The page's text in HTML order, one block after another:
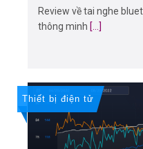
Review về tai nghe
thông minh [...]
Thiết bị điện tử